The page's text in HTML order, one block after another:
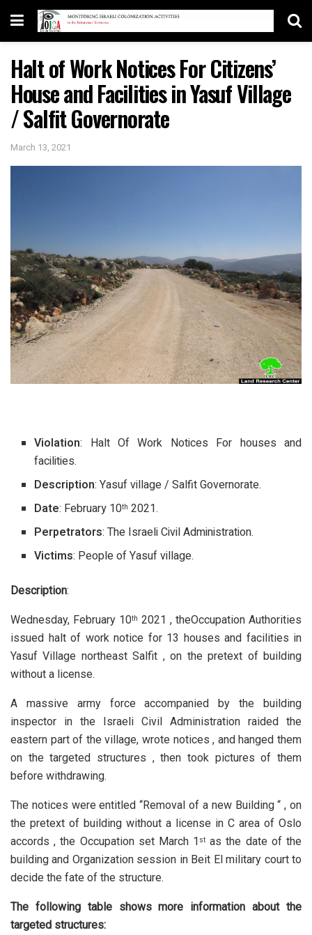
Halt of Work Notices For Citizens’
House and Facilities in Yasuf Village
/ Salfit Governorate
March 13, 2021
Violation: Halt Of Work Notices For houses and
facilities.
Description: Yasuf village / Salfit Governorate.
Date: February 10th 2021.
Perpetrators: The Israeli Civil Administration.
Victims: People of Yasuf village.
Description:
Wednesday, February 10th 2021 , theOccupation Authorities
issued halt of work notice for 13 houses and facilities in
Yasuf Village northeast Salfit , on the pretext of building
without a license.
A massive army force accompanied by the building
inspector in the Israeli Civil Administration raided the
eastern part of the village, wrote notices , and hanged them
on the targeted structures , then took pictures of them
before withdrawing.
The notices were entitled “Removal of a new Building “ , on
the pretext of building without a license in C area of Oslo
accords , the Occupation set March 1 st as the date of the
building and Organization session in Beit El military court to
decide the fate of the structure.
The following table shows more information about the
targeted structures: